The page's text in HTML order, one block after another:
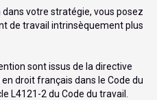
votre stratégie, vous posez
de travail intrinsèquement plus
sont issus de la directive
droit français dans le Code du
L4121-2 du Code du travail.